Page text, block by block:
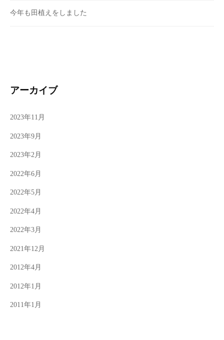
今年も田植えをしました
アーカイブ
2023年11月
2023年9月
2023年2月
2022年6月
2022年5月
2022年4月
2022年3月
2021年12月
2012年4月
2012年1月
2011年1月